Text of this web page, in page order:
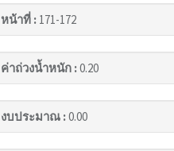
หน้าที่ : 171-172
ค่าถ่วงน้ำหนัก :0.20
งบประมาณ :0.00